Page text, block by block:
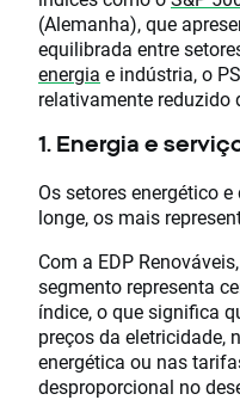
(Alemanha), que
equilibrada entre
energia e indústria, o
relativamente reduzido
1. Energia e
Os setores energético e
longe, os mais
Com a EDP
segmento representa
índice, o que significa
preços da eletricidade,
energética ou nas
desproporcional no